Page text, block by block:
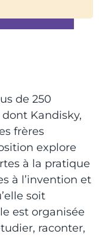
de 250
Kandisky,
frères
explore
à la pratique
à l’invention et
soit
est organisée
raconter,